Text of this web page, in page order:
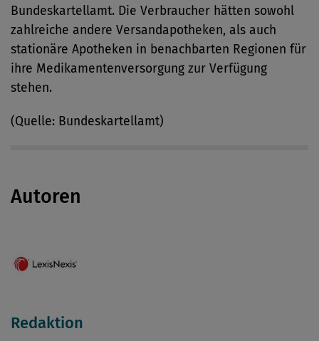
Bundeskartellamt. Die Verbraucher hätten sowohl
zahlreiche andere Versandapotheken, als auch
stationäre Apotheken in benachbarten Regionen für
ihre Medikamentenversorgung zur Verfügung
stehen.
(Quelle: Bundeskartellamt)
Autoren
Redaktion